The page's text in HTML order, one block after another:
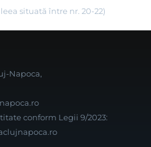
situată între nr. 20-22)
Napoca,
conform Legii 9/2023: